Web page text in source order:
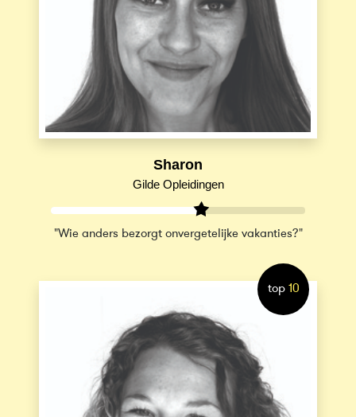
Sharon
Gilde Opleidingen
"Wie anders bezorgt onvergetelijke vakanties?"
top 10